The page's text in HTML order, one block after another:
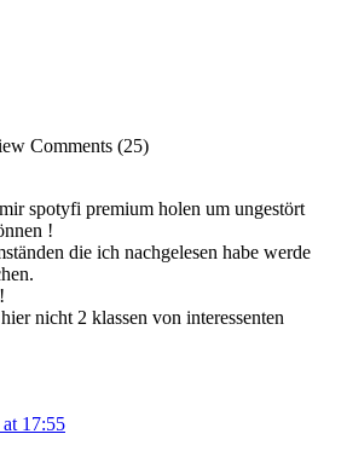
Comments (25)
spotyfi premium holen um ungestört
!
die ich nachgelesen habe werde
nicht 2 klassen von interessenten
17:55